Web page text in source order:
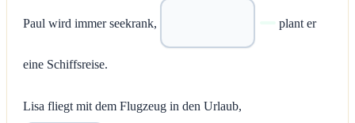
Paul wird immer seekrank, plant er
eine Schiffsreise.
Lisa fliegt mit dem Flugzeug in den Urlaub,